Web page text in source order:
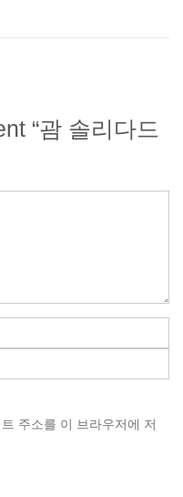
“괌 솔리다드
주소를 이 브라우저에 저